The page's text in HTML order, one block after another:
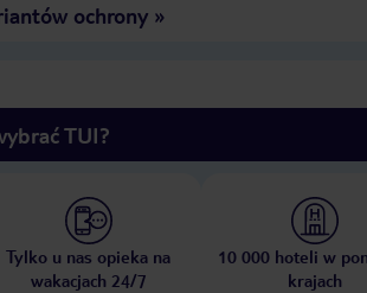
ochrony»
TUI?
Tylko u nas opieka na
wakacjach 24/7
10 000 hoteli w
krajach